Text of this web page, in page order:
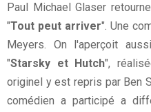
Paul Michael Glaser
"Tout peut arriver". Une
Meyers. On l'aperçoit
"Starsky et Hutch",
originel y est repris par Ben
comédien a participé a